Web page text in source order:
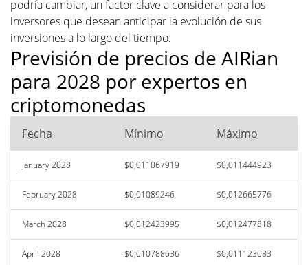
podría cambiar, un factor clave a considerar para los
inversores que desean anticipar la evolución de sus
inversiones a lo largo del tiempo.
Previsión de precios de AIRian
para 2028 por expertos en
criptomonedas
Fecha Mínimo Máximo
January 2028 $0,011067919 $0,011444923
February 2028 $0,01089246 $0,012665776
March 2028 $0,012423995 $0,012477818
April 2028 $0,010788636 $0,011123083